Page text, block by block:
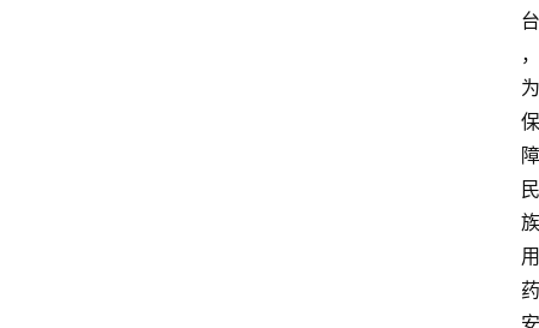
台
，
为
保
障
民
族
用
药
安